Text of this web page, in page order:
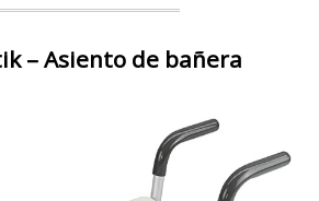
– Asiento de bañera